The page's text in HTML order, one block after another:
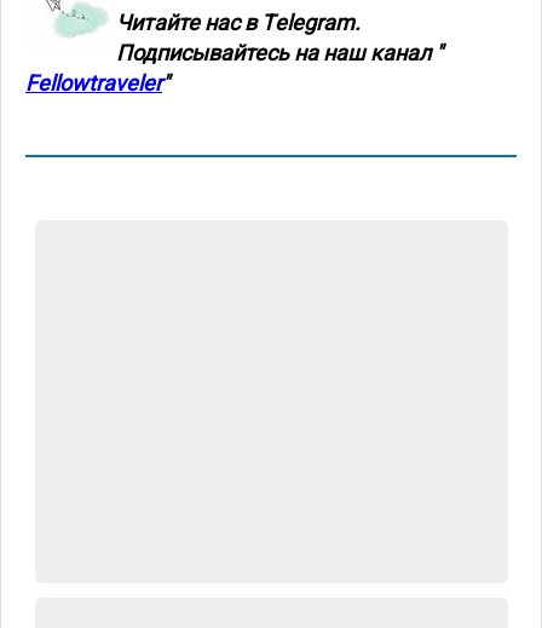
Читайте нас в Тelegram.
Подписывайтесь на наш канал "
Fellowtraveler"